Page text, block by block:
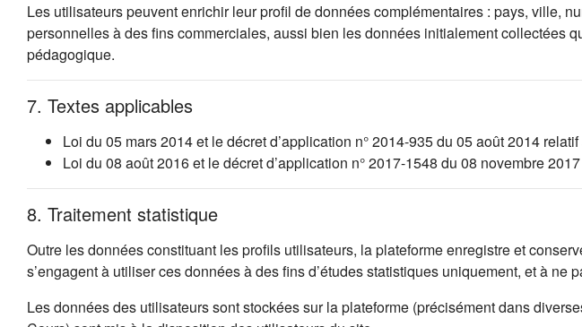
Les utilisateurs peuvent enrichir leur profil de données complémentaires : pays, ville,
personnelles à des fins commerciales, aussi bien les données initialement collectées
pédagogique.
7. Textes applicables
Loi du 05 mars 2014 et le décret d’application n° 2014-935 du 05 août 2014
Loi du 08 août 2016 et le décret d’application n° 2017-1548 du 08 novembre
8. Traitement statistique
Outre les données constituant les profils utilisateurs, la plateforme enregistre et
s’engagent à utiliser ces données à des fins d’études statistiques uniquement, et à
Les données des utilisateurs sont stockées sur la plateforme (précisément dans